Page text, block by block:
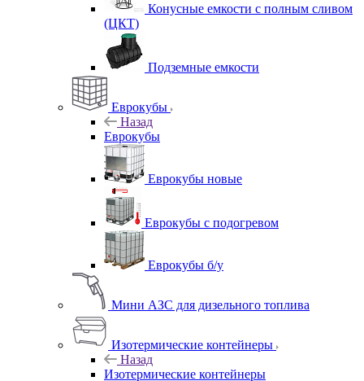
Конусные емкости с полным сливом
(ЦКТ)
Подземные емкости
Еврокубы
Назад
Еврокубы
Еврокубы новые
Еврокубы с подогревом
Еврокубы б/у
Мини АЗС для дизельного топлива
Изотермические контейнеры
Назад
Изотермические контейнеры